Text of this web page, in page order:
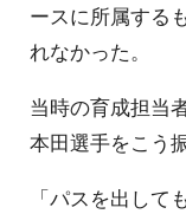
ースに所属する
れなかった。
当時の育成担当
本田選手をこう
「パスを出し